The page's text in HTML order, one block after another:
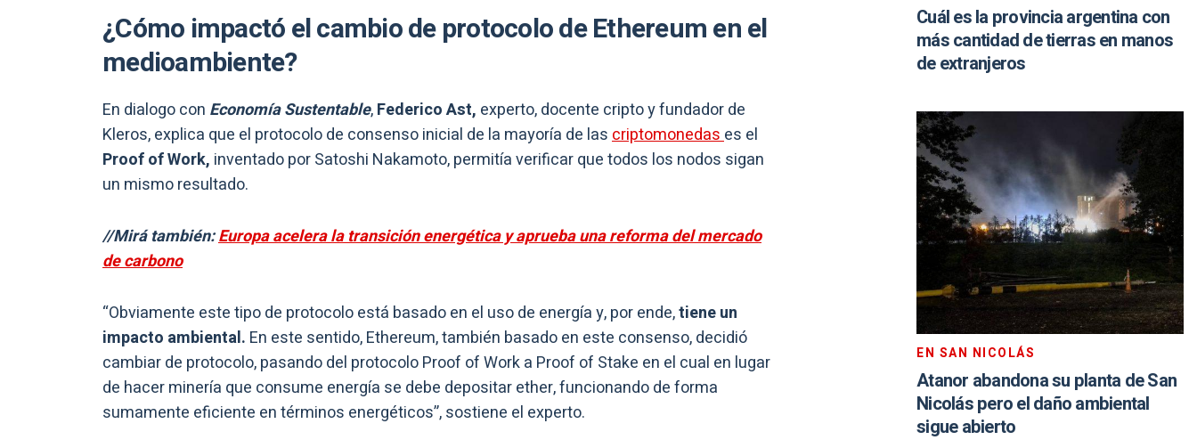
¿Cómo impactó el cambio de protocolo de Ethereum en el
medioambiente?
En dialogo con Economía Sustentable,Federico Ast, experto, docente cripto y fundador de
Kleros, explica que el protocolo de consenso inicial de la mayoría de lascriptomonedases el
Proof of Work, inventado por Satoshi Nakamoto, permitía verificar que todos los nodos sigan
un mismo resultado.
//Mirá también:Europa acelera la transición energética y aprueba una reforma del mercado
de carbono
“Obviamente este tipo de protocolo está basado en el uso de energía y, por ende,tiene un
impacto ambiental. En este sentido, Ethereum, también basado en este consenso, decidió
cambiar de protocolo, pasando del protocolo Proof of Work a Proof of Stake en el cual en lugar
de hacer minería que consume energía se debe depositar ether, funcionando de forma
sumamente eficiente en términos energéticos”, sostiene el experto.
Cuál es la provincia argentina con
más cantidad de tierras en manos
de extranjeros
EN SAN NICOLÁS
Atanor abandona su planta de San
Nicolás pero el daño ambiental
sigue abierto